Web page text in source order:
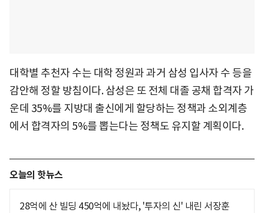
대학별 추천자 수는 대학 정원과 과거 삼성 입사자 수 등을
감안해 정할 방침이다. 삼성은 또 전체 대졸 공채 합격자 가
운데 35%를 지방대 출신에게 할당하는 정책과 소외계층
에서 합격자의 5%를 뽑는다는 정책도 유지할 계획이다.
오늘의 핫뉴스
28억에 산 빌딩 450억에 내놨다, '투자의 신' 내린 서장훈